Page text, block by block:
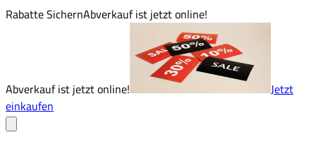
Rabatte SichernAbverkauf ist jetzt online!
Abverkauf ist jetzt online!
Jetzt
einkaufen